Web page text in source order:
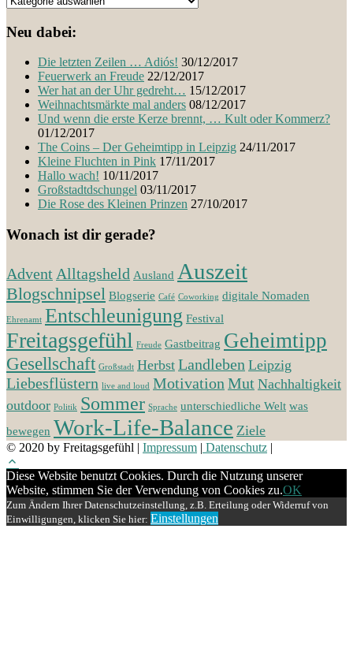
Neu dabei:
Die letzten Zeilen … Adiós! 30/12/2017
Feuerwerk an Freude 22/12/2017
Wer hat an der Uhr gedreht… 15/12/2017
Weihnachtsmärkte mal anders 08/12/2017
Und wenn die erste Kerze brennt, … Kult oder Kommerz?
01/12/2017
The Coins – Der Geheimtipp in Leipzig 24/11/2017
Kleine Fluchten in Pink 17/11/2017
Hallo wach! 10/11/2017
Großstadtdschungel 03/11/2017
Die Rose des Kleinen Prinzen 27/10/2017
Wonach ist dir gerade?
Advent Alltagsheld Ausland Auszeit
Blogschnipsel Blogserie Café Coworking digitale Nomaden
Ehrenamt Entschleunigung Festival
Freitagsgefühl Freude Gastbeitrag Geheimtipp
Gesellschaft Großstadt Herbst Landleben Leipzig
Liebesflüstern live and loud Motivation Mut Nachhaltigkeit
outdoor Politik Sommer Sprache unterschiedliche Welt was
bewegen Work-Life-Balance Ziele
© 2020 by Freitagsgefühl | Impressum | Datenschutz |
Diese Website benutzt Cookies. Durch die Nutzung unserer
Website, stimmen Sie der Verwendung von Cookies zu.OK
Zum Ändern Ihrer Datenschutzeinstellung, z.B. Erteilung oder Widerruf von
Einwilligungen, klicken Sie hier: Einstellungen